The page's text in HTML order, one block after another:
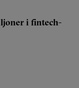
i fintech-